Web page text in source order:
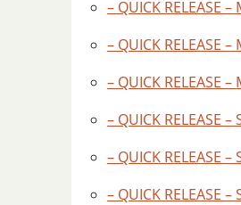
– QUICK RELEASE –
– QUICK RELEASE –
– QUICK RELEASE –
– QUICK RELEASE –
– QUICK RELEASE
– QUICK RELEASE –